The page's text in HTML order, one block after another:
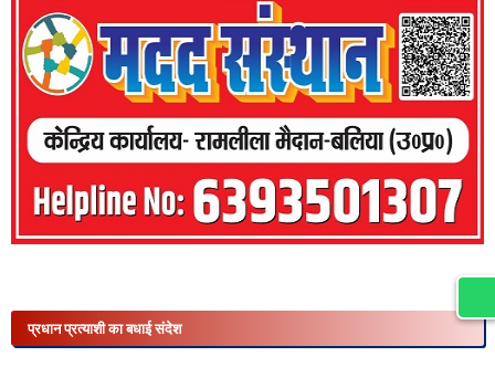
प्रधान प्रत्याशी का बधाई संदेश